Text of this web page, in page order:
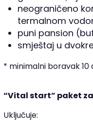
neograničeno
termalnom
puni pansion
smještaj u
* minimalni boravak 10
“Vital start” paket
Uključuje: